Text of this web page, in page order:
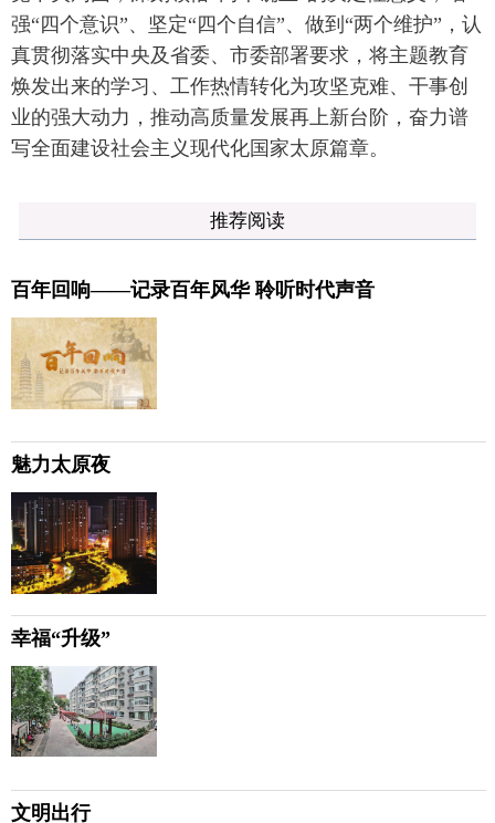
强“四个意识”、坚定“四个自信”、做到“两个维护”，认
真贯彻落实中央及省委、市委部署要求，将主题教育
焕发出来的学习、工作热情转化为攻坚克难、干事创
业的强大动力，推动高质量发展再上新台阶，奋力谱
写全面建设社会主义现代化国家太原篇章。
推荐阅读
百年回响——记录百年风华 聆听时代声音
魅力太原夜
幸福“升级”
文明出行